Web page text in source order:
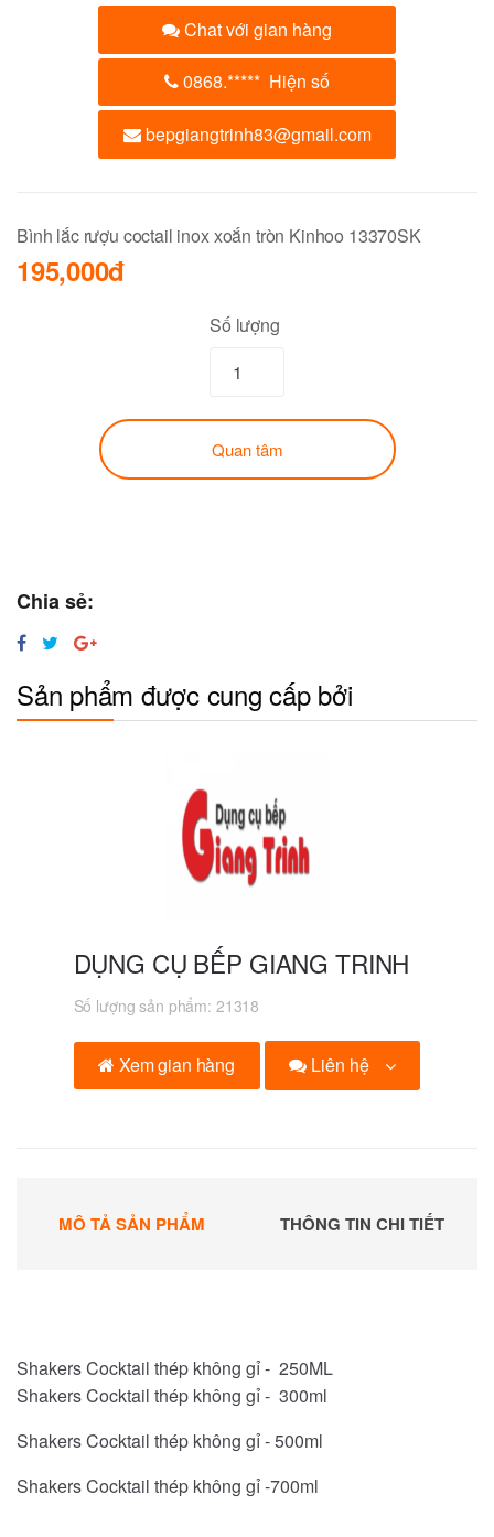
Chat với gian hàng
0868.***** Hiện số
bepgiangtrinh83@gmail.com
Bình lắc rượu coctail inox xoắn tròn Kinhoo 13370SK
195,000đ
Số lượng
Quan tâm
Chia sẻ:
Sản phẩm được cung cấp bởi
DỤNG CỤ BẾP GIANG TRINH
Số lượng sản phẩm: 21318
Xem gian hàng Liên hệ
MÔ TẢ SẢN PHẨM THÔNG TIN CHI TIẾT
Shakers Cocktail thép không gỉ - 250ML
Shakers Cocktail thép không gỉ - 300ml
Shakers Cocktail thép không gỉ - 500ml
Shakers Cocktail thép không gỉ -700ml